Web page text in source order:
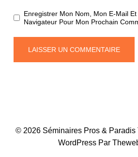
Enregistrer Mon Nom, Mon E-Mail
Navigateur Pour Mon Prochain
© 2026 Séminaires Pros & Paradis
WordPress Par